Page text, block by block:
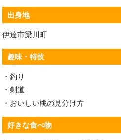
出身地
伊達市梁川町
趣味・特技
・釣り
・剣道
・おいしい桃の見分け方
好きな食べ物